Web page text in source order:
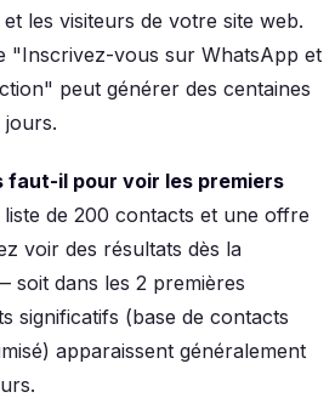
les visiteurs de votre site web.
"Inscrivez-vous sur WhatsApp et
peut générer des centaines
faut-il pour voir les premiers
de 200 contacts et une offre
voir des résultats dès la
soit dans les 2 premières
significatifs (base de contacts
apparaissent généralement